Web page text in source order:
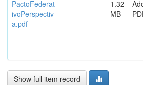
PactoFederat
ivoPerspectiv
a.pdf
1.32
MB
Show full item record